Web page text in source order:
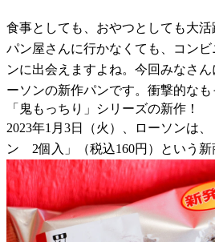
食事としても、おやつとしても大
パン屋さんに行かなくても、コン
ンに出会えますよね。今回みなさ
ーソンの新作パンです。衝撃的なも
「鬼もっちり」シリーズの新作！
2023年1月3日（火）、ローソンは
ン 2個入」（税込160円）という新